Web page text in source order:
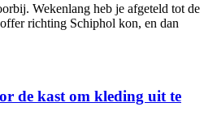
Wekenlang heb je afgeteld tot de
richting Schiphol kon, en dan
de kast om kleding uit te